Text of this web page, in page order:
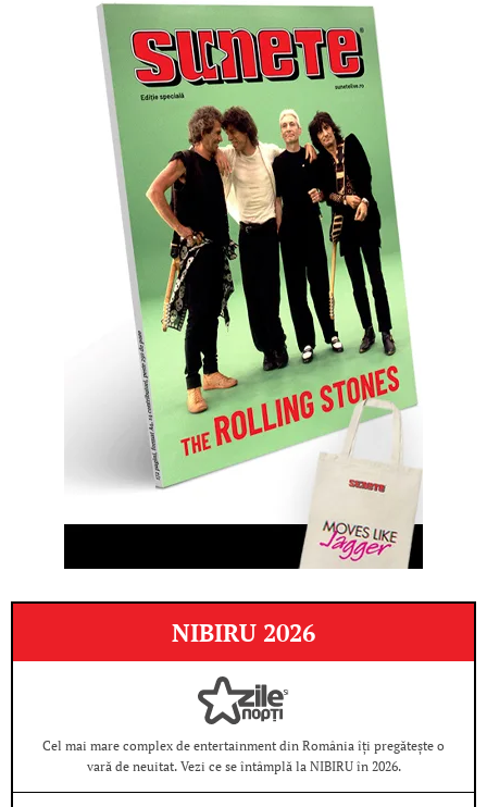
NIBIRU 2026
Cel mai mare complex de entertainment din România îți pregătește o
vară de neuitat. Vezi ce se întâmplă la NIBIRU în 2026.